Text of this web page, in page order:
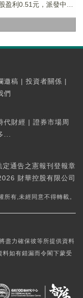
盈利0.51元，派發中期
邀稿 | 投資者關係 |
們
代財經 | 證券市場周
...
通告之憲報刊登報章
財華控股有限公司
所有,未經同意不得轉載。
盡力確保彼等所提供資料
如有錯漏而令閣下蒙受